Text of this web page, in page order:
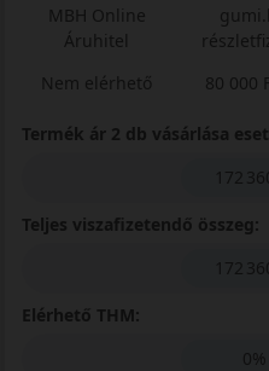
MBH Online
Áruhitel
Nem elérhető
80 000
Termék ár 2 db vásárlása
172
Teljes viszafizetendő összeg:
172
Elérhető THM:
0%